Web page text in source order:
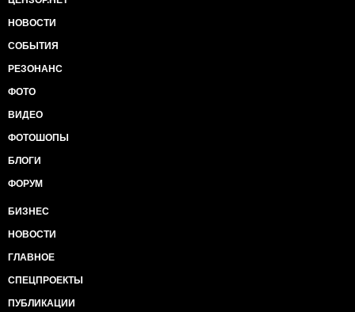
НОВОСТИ
СОБЫТИЯ
РЕЗОНАНС
ФОТО
ВИДЕО
ФОТОШОПЫ
БЛОГИ
ФОРУМ
БИЗНЕС
НОВОСТИ
ГЛАВНОЕ
СПЕЦПРОЕКТЫ
ПУБЛИКАЦИИ